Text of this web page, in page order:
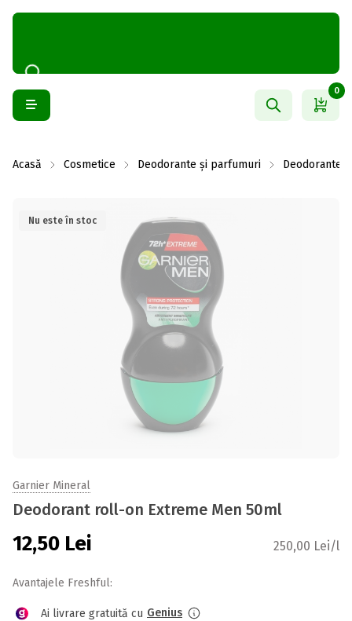
0
Acasă Cosmetice Deodorante și parfumuri Deodorante
Nu este în stoc
Garnier Mineral
Deodorant roll-on Extreme Men 50ml
12,50 Lei 250,00 Lei/l
Avantajele Freshful:
Ai livrare gratuită cu Genius